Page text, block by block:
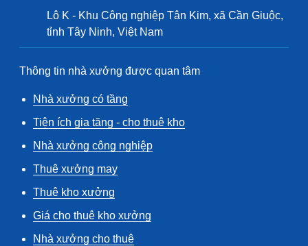
Lô K - Khu Công nghiệp Tân Kim, xã Cần Giuộc,
tỉnh Tây Ninh, Việt Nam
Thông tin nhà xưởng được quan tâm
Nhà xưởng có tầng
Tiện ích gia tăng - cho thuê kho
Nhà xưởng công nghiệp
Thuê xưởng may
Thuê kho xưởng
Giá cho thuê kho xưởng
Nhà xưởng cho thuê